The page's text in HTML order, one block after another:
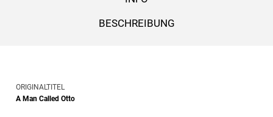
BESCHREIBUNG
ORIGINALTITEL
A Man Called Otto